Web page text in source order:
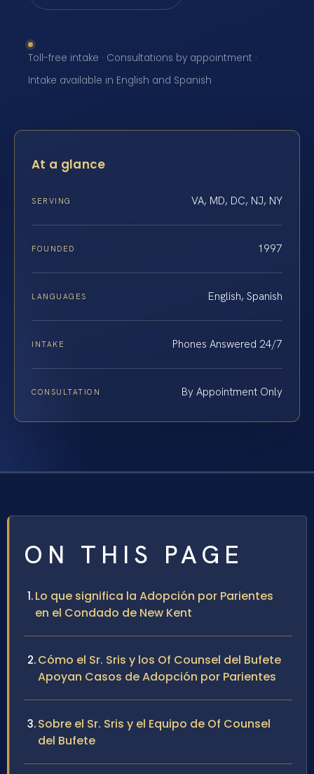
Toll-free intake · Consultations by appointment ·
Intake available in English and Spanish
At a glance
SERVING VA, MD, DC, NJ, NY
FOUNDED 1997
LANGUAGES English, Spanish
INTAKE Phones Answered 24/7
CONSULTATION By Appointment Only
ON THIS PAGE
Lo que significa la Adopción por Parientes
en el Condado de New Kent
Cómo el Sr. Sris y los Of Counsel del Bufete
Apoyan Casos de Adopción por Parientes
Sobre el Sr. Sris y el Equipo de Of Counsel
del Bufete